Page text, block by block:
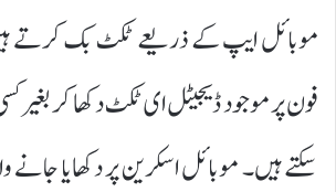
موبائل ایپ کے ذریعے ٹکٹ بک کرتے
فون پر موجود ڈیجیٹل ای ٹکٹ دکھا کر بغیر
سکتے ہیں۔ موبائل اسکرین پر دکھایا جانے